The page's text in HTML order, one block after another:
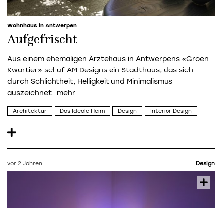
Wohnhaus in Antwerpen
Aufgefrischt
Aus einem ehemaligen Ärztehaus in Antwerpens «Groen
Kwartier» schuf AM Designs ein Stadthaus, das sich
durch Schlichtheit, Helligkeit und Minimalismus
auszeichnet.
Architektur Das Ideale Heim Design Interior Design
vor 2 Jahren Design